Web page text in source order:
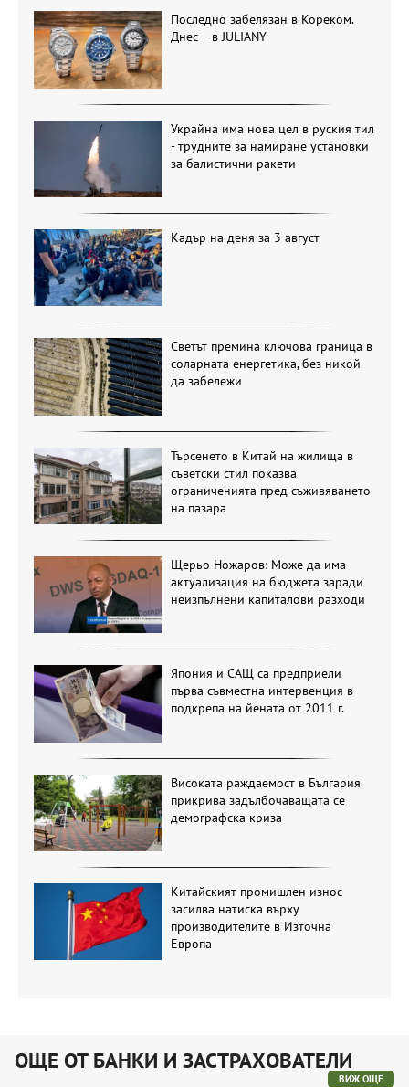
Последно забелязан в Кореком.
Днес – в JULIANY
Украйна има нова цел в руския тил
- трудните за намиране установки
за балистични ракети
Кадър на деня за 3 август
Светът премина ключова граница в
соларната енергетика, без никой
да забележи
Търсенето в Китай на жилища в
съветски стил показва
ограниченията пред съживяването
на пазара
Щерьо Ножаров: Може да има
актуализация на бюджета заради
неизпълнени капиталови разходи
Япония и САЩ са предприели
първа съвместна интервенция в
подкрепа на йената от 2011 г.
Високата раждаемост в България
прикрива задълбочаващата се
демографска криза
Китайският промишлен износ
засилва натиска върху
производителите в Източна
Европа
ОЩЕ ОТ БАНКИ И ЗАСТРАХОВАТЕЛИ
ВИЖ ОЩЕ